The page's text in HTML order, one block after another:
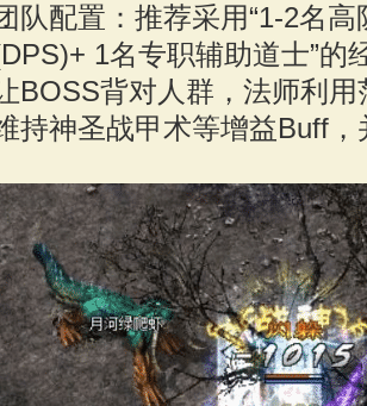
配置：推荐采用“1-2名高
1名专职辅助道士”的
BOSS背对人群，法师利
持神圣战甲术等增益Buff